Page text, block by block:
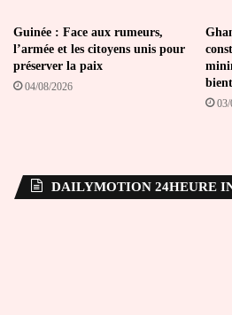
Guinée : Face aux rumeurs,
l’armée et les citoyens unis pour
préserver la paix
04/08/2026
DAILYMOTION 24HEURE